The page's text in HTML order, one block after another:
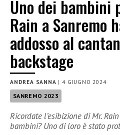
Uno dei bambini
Rain a Sanremo
addosso al
backstage
ANDREA SANNA |4 GIUGNO 2024
SANREMO 2023
Ricordate l’esibizione di Mr.
bambini? Uno di loro è stato